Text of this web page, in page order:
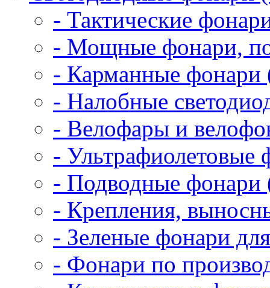
- Тактические
- Мощные фонари,
- Карманные фонари
- Налобные
- Велофары и
- Ультрафиолетовые
- Подводные фонари
- Крепления,
- Зеленые фонари
- Фонари по